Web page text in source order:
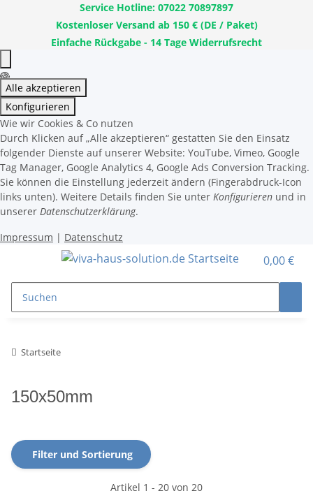
Service Hotline: 07022 70897897
Kostenloser Versand ab 150 € (DE / Paket)
Einfache Rückgabe - 14 Tage Widerrufsrecht
Alle akzeptieren
Konfigurieren
Wie wir Cookies & Co nutzen
Durch Klicken auf „Alle akzeptieren“ gestatten Sie den Einsatz
folgender Dienste auf unserer Website: YouTube, Vimeo, Google
Tag Manager, Google Analytics 4, Google Ads Conversion Tracking.
Sie können die Einstellung jederzeit ändern (Fingerabdruck-Icon
links unten). Weitere Details finden Sie unter Konfigurieren und in
unserer Datenschutzerklärung.
Impressum | Datenschutz
0,00 €
Startseite
150x50mm
Filter und Sortierung
Artikel 1 - 20 von 20